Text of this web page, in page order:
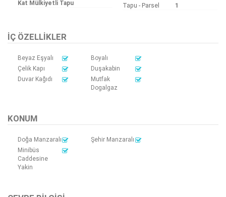
Kat Mülkiyetli Tapu
Tapu - Parsel
1
İÇ ÖZELLIKLER
Beyaz Eşyalı
Boyalı
Çelik Kapı
Duşakabin
Duvar Kağıdı
Mutfak
Dogalgaz
KONUM
Doğa Manzaralı
Şehir Manzaralı
Minibüs
Caddesine
Yakin